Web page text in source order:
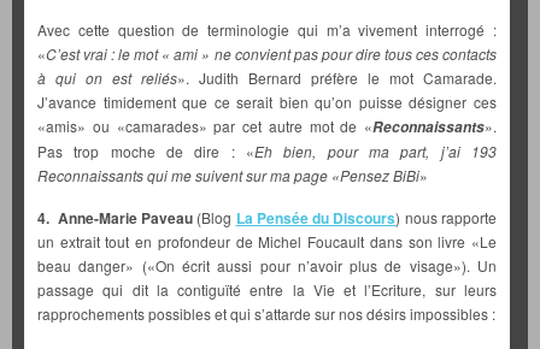
Avec cette question de terminologie qui m’a vivement interrogé :
«C’est vrai : le mot « ami » ne convient pas pour dire tous ces contacts
à qui on est reliés». Judith Bernard préfère le mot Camarade.
J’avance timidement que ce serait bien qu’on puisse désigner ces
«amis» ou «camarades» par cet autre mot de «Reconnaissants».
Pas trop moche de dire : «Eh bien, pour ma part, j’ai 193
Reconnaissants qui me suivent sur ma page «Pensez BiBi»
4. Anne-Marie Paveau(Blog La Pensée du Discours) nous rapporte
un extrait tout en profondeur de Michel Foucault dans son livre «Le
beau danger» («On écrit aussi pour n’avoir plus de visage»). Un
passage qui dit la contiguïté entre la Vie et l’Ecriture, sur leurs
rapprochements possibles et qui s’attarde sur nos désirs impossibles :